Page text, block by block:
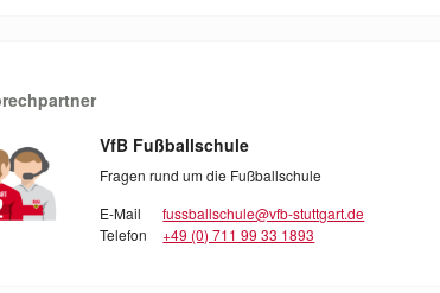
VfB Fußballschule
Fragen rund um die Fußballschule
E-Mail
fussballschule@vfb-stuttgart.de
Telefon
+49 (0) 711 99 33 1893